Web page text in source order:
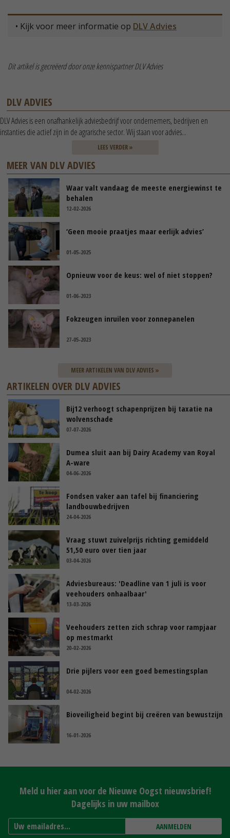
• Kijk voor meer informatie op DLV Advies
Dit artikel is gecreëerd door onze kennispartner DLV Advies
DLV ADVIES
DLV Advies is een onafhankelijk adviesbedrijf voor ondernemers, bedrijven en
instanties die actief zijn in de agrarische sector. Wij staan voor advies...
LEES VERDER »
MEER VAN DLV ADVIES
Waar valt vandaag de meeste energiewinst te
behalen
12-02-2026
‘Geen mooie praatjes maar eerlijk advies’
01-05-2025
Opnieuw voor de keus: wel of niet stoppen?
01-06-2023
Fokzeugen inruilen voor zonnepanelen
27-05-2023
MEER ARTIKELEN VAN DLV ADVIES »
ARTIKELEN OVER DLV ADVIES
Bij12 verhoogt schapenprijzen bij taxatie na
wolvenschade
07-07-2026
Dumea sluit aan bij Dairy Academy van Royal
A-ware
04-06-2026
Fondsen vaker aan tafel bij financiering
landbouwbedrijven
24-04-2026
Vraag stuwt zuivelprijs richting gemiddeld
51,50 euro over tien jaar
03-04-2026
Adviesbureaus: 'Deadline van 1 juli is voor
veehouders onhaalbaar'
13-03-2026
Veehouders zetten zich schrap voor rampjaar
op mestmarkt
20-02-2026
Drie pijlers voor een goed bemestingsplan
04-02-2026
Bioveiligheid begint bij creëren van bewustzijn
16-01-2026
Meld u hier aan voor de Nieuwe Oogst nieuwsbrief!
Dagelijks in uw mailbox
AANMELDEN